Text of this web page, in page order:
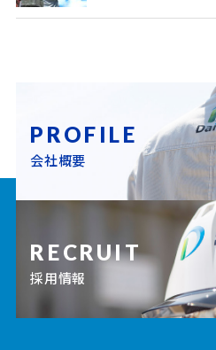
PROFILE
会社概要
RECRUIT
採用情報